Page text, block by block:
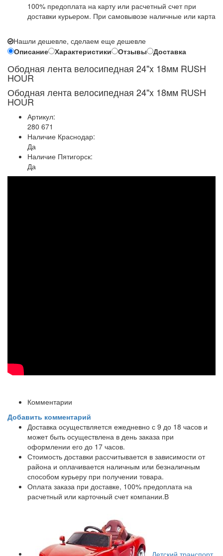
100% предоплата на карту или расчетный счет при
доставки курьером. При самовывозе наличные или карта
Нашли дешевле, сделаем еще дешевле
Описание
Характеристики Отзывы Доставка
Ободная лента велосипедная 24"x 18мм RUSH
HOUR
Ободная лента велосипедная 24"x 18мм RUSH
HOUR
Артикул:
280 671
Наличие Краснодар:
Да
Наличие Пятигорск:
Да
Комментарии
Добавить комментарий
Доставка осуществляется ежедневно с 9 до 18 часов и
может быть осуществлена в день заказа при
оформлении его до 17 часов.
Стоимость доставки рассчитывается в зависимости от
района и оплачивается наличным или безналичным
способом курьеру при получении товара.
Оплата заказа при доставке, 100% предоплата на
расчетный или карточный счет компании.В
Детский транспорт